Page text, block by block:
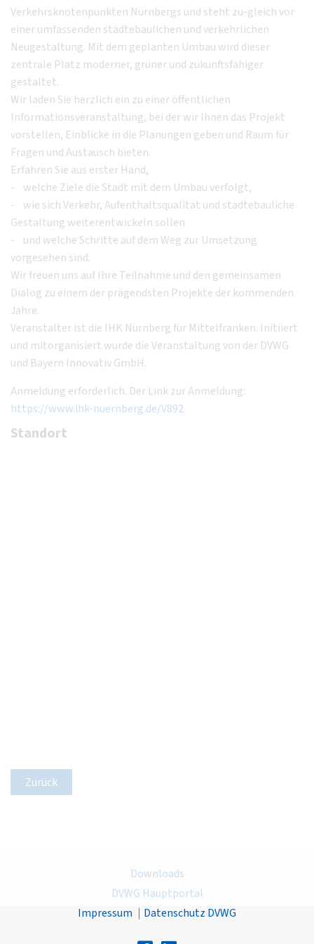
Verkehrsknotenpunkten Nürnbergs und steht zu-gleich vor
einer umfassenden städtebaulichen und verkehrlichen
Neugestaltung. Mit dem geplanten Umbau wird dieser
zentrale Platz moderner, grüner und zukunftsfähiger
gestaltet.
Wir laden Sie herzlich ein zu einer öffentlichen
Informationsveranstaltung, bei der wir Ihnen das Projekt
vorstellen, Einblicke in die Planungen geben und Raum für
Fragen und Austausch bieten.
Erfahren Sie aus erster Hand,
- welche Ziele die Stadt mit dem Umbau verfolgt,
- wie sich Verkehr, Aufenthaltsqualität und städtebauliche
Gestaltung weiterentwickeln sollen
- und welche Schritte auf dem Weg zur Umsetzung
vorgesehen sind.
Wir freuen uns auf Ihre Teilnahme und den gemeinsamen
Dialog zu einem der prägendsten Projekte der kommenden
Jahre.
Veranstalter ist die IHK Nürnberg für Mittelfranken. Initiiert
und mitorganisiert wurde die Veranstaltung von der DVWG
und Bayern Innovativ GmbH.
Anmeldung erforderlich. Der Link zur Anmeldung:
https://www.ihk-nuernberg.de/V892
Standort
Zurück
Downloads
DVWG Hauptportal
Impressum
Datenschutz DVWG